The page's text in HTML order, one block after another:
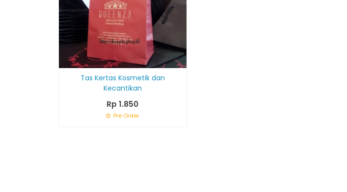
Tas Kertas Kosmetik dan
Kecantikan
Rp 1.850
Pre Order